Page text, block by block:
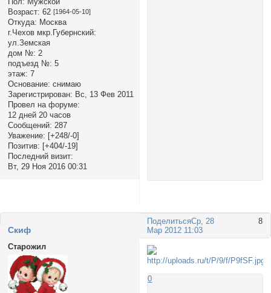
Возраст: 62 [1964-05-10]
Откуда: Москва
г.Чехов мкр.Губернский:
ул.Земская
дом №: 2
подъезд №: 5
этаж: 7
Основание: снимаю
Зарегистрирован: Вс, 13 Фев 2011
Провел на форуме:
12 дней 20 часов
Сообщений: 287
Уважение: [+248/-0]
Позитив: [+404/-19]
Последний визит:
Вт, 29 Ноя 2016 00:31
Поделиться 8
Ср, 28
Мар 2012 11:03
Cкиф
Старожил
0